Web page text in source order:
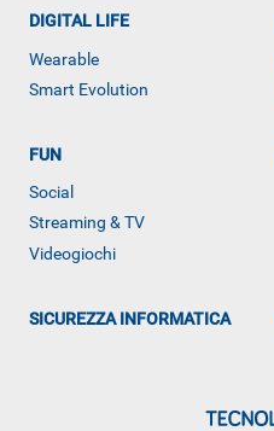
ALTRO
DIGITAL LIFE
Wearable
Smart Evolution
FUN
Social
Streaming & TV
Videogiochi
SICUREZZA INFORMATICA